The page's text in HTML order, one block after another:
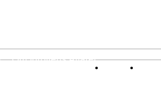
Om Idrottens Affärer